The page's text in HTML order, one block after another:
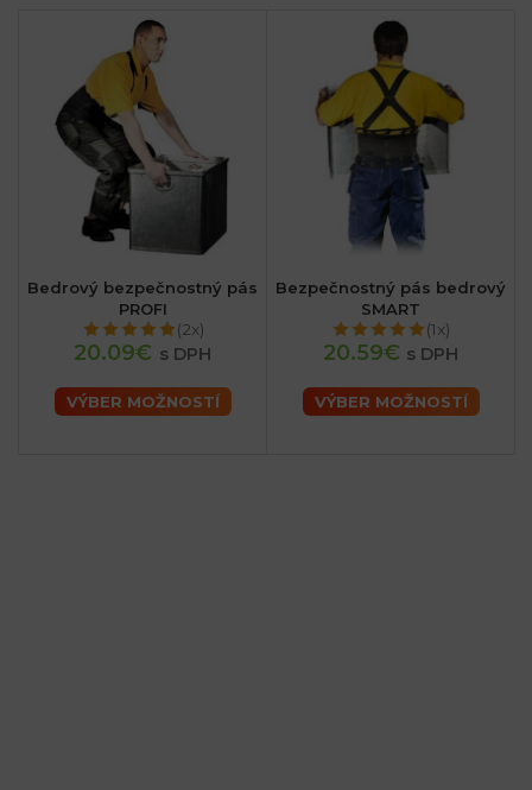
Bedrový bezpečnostný pás
PROFI
(2x)
20.09€ s DPH
VÝBER MOŽNOSTÍ
Bezpečnostný pás bedrový
SMART
(1x)
20.59€ s DPH
VÝBER MOŽNOSTÍ